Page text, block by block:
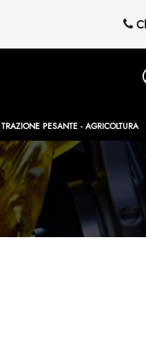
TRAZIONE PESANTE - AGRICOLTURA